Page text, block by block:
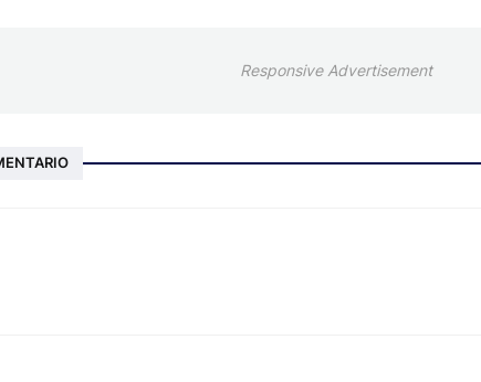
Responsive Advertisement